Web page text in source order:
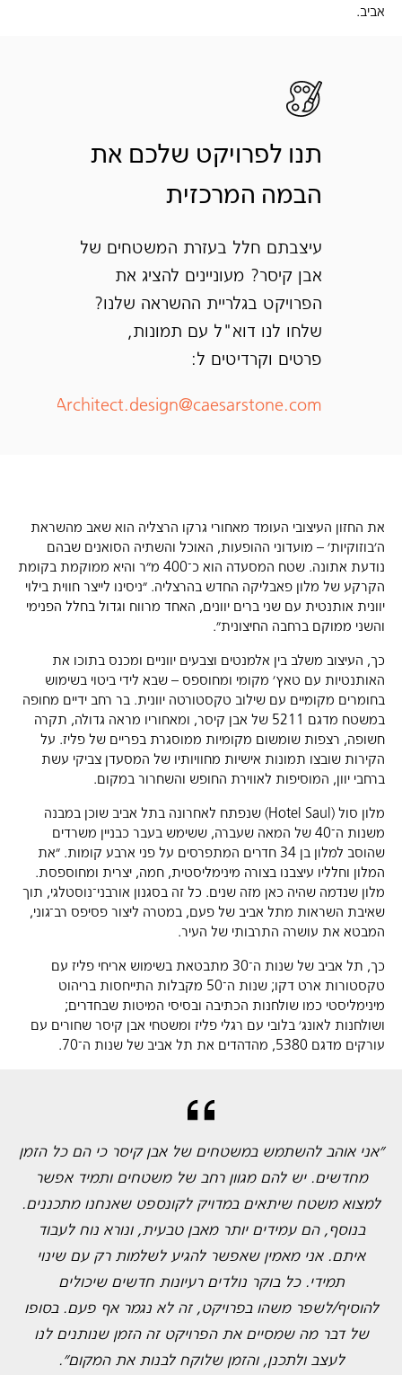
אביב.
תנו לפרויקט שלכם את
הבמה המרכזית
עיצבתם חלל בעזרת המשטחים של
אבן קיסר? מעוניינים להציג את
הפרויקט בגלריית ההשראה שלנו?
שלחו לנו דוא"ל עם תמונות,
פרטים וקרדיטים ל:
Architect.design@caesarstone.com
את החזון העיצובי העומד מאחורי גרקו הרצליה הוא שאב מהשראת
ה׳בוזוקיות׳ – מועדוני ההופעות, האוכל והשתיה הסואנים שבהם
נודעת אתונה. שטח המסעדה הוא כ־400 מ״ר והיא ממוקמת בקומת
הקרקע של מלון פאבליקה החדש בהרצליה. ״ניסינו לייצר חווית בילוי
יוונית אותנטית עם שני ברים יוונים, האחד מרווח וגדול בחלל הפנימי
והשני ממוקם ברחבה החיצונית״.
כך, העיצוב משלב בין אלמנטים וצבעים יווניים ומכנס בתוכו את
האותנטיות עם טאץ׳ מקומי ומחוספס – שבא לידי ביטוי בשימוש
בחומרים מקומיים עם שילוב טקסטורטה יוונית. בר רחב ידיים מחופה
במשטח מדגם 5211 של אבן קיסר, ומאחוריו מראה גדולה, תקרה
חשופה, רצפות שומשום מקומיות ממוסגרת בפריים של פליז. על
הקירות שובצו תמונות אישיות מחוויותיו של המסעדן צביקי עשת
ברחבי יוון, המוסיפות לאווירת החופש והשחרור במקום.
מלון סול (Hotel Saul) שנפתח לאחרונה בתל אביב שוכן במבנה
משנות ה־40 של המאה שעברה, ששימש בעבר כבניין משרדים
שהוסב למלון בן 34 חדרים המתפרסים על פני ארבע קומות. ״את
המלון וחלליו עיצבנו בצורה מינימליסטית, חמה, יצרית ומחוספסת.
מלון שנדמה שהיה כאן מזה שנים. כל זה בסגנון אורבני־נוסטלגי, תוך
שאיבת השראות מתל אביב של פעם, במטרה ליצור פסיפס רב־גוני,
המבטא את עושרה התרבותי של העיר.
כך, תל אביב של שנות ה־30 מתבטאת בשימוש אריחי פליז עם
טקסטורות ארט דקו; שנות ה־50 מקבלות התייחסות בריהוט
מינימליסטי כמו שולחנות הכתיבה ובסיסי המיטות שבחדרים;
ושולחנות לאונג׳ בלובי עם רגלי פליז ומשטחי אבן קיסר שחורים עם
עורקים מדגם 5380, מהדהדים את תל אביב של שנות ה־70.
״אני אוהב להשתמש במשטחים של אבן קיסר כי הם כל הזמן
מחדשים. יש להם מגוון רחב של משטחים ותמיד אפשר
למצוא משטח שיתאים במדויק לקונספט שאנחנו מתכננים.
בנוסף, הם עמידים יותר מאבן טבעית, ונורא נוח לעבוד
איתם. אני מאמין שאפשר להגיע לשלמות רק עם שינוי
תמידי. כל בוקר נולדים רעיונות חדשים שיכולים
להוסיף/לשפר משהו בפרויקט, זה לא נגמר אף פעם. בסופו
של דבר מה שמסיים את הפרויקט זה הזמן שנותנים לנו
לעצב ולתכנן, והזמן שלוקח לבנות את המקום״.